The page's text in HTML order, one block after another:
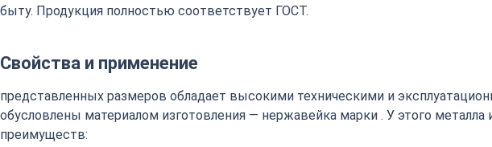
быту. Продукция полностью соответствует ГОСТ.
Свойства и применение
представленных размеров обладает высокими техническими и
обусловлены материалом изготовления — нержавейка марки . У этого металла
преимуществ: